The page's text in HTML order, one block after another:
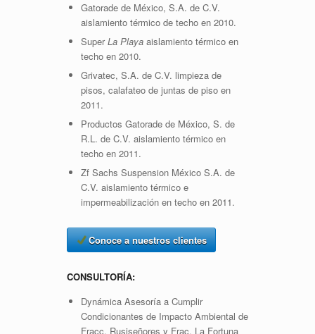
Gatorade de México, S.A. de C.V.
aislamiento térmico de techo en 2010.
SuperLa Playa aislamiento térmico en
techo en 2010.
Grivatec, S.A. de C.V. limpieza de
pisos, calafateo de juntas de piso en
2011.
Productos Gatorade de México, S. de
R.L. de C.V. aislamiento térmico en
techo en 2011.
Zf Sachs Suspension México S.A. de
C.V. aislamiento térmico e
impermeabilización en techo en 2011.
Conoce a nuestros clientes
CONSULTORÍA:
Dynámica Asesoría a Cumplir
Condicionantes de Impacto Ambiental de
Fracc. Rusiseñores y Frac. La Fortuna